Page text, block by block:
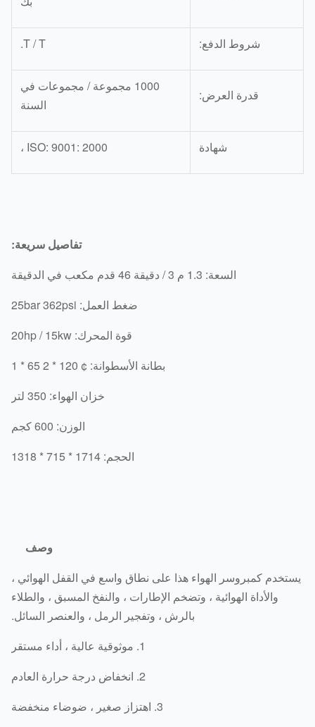
شروط الدفع:
قدرة العرض:
1000 مجموعة / مجموعات في
السنة
شهادة ISO: 9001: 2000 ،
تفاصيل سريعة:
السعة: 1.3 م 3 / دقيقة 46 قدم مكعب في الدقيقة
ضغط العمل: 25bar 362psi
قوة المحرك: 20hp / 15kw
بطانة الأسطوانة: ¢ 120 * 2 65 * 1
خزان الهواء: 350 لتر
الوزن: 600 كجم
الحجم: 1714 * 715 * 1318
وصف
كمبروسر الهواء هذا على نطاق واسع في القفل الهوائي ،
والأداة الهوائية ، وتضخم الإطارات ، والنفخ المسبق ، والطلاء
بالرش ، وتفجير الرمل ، والعنصر السائل.